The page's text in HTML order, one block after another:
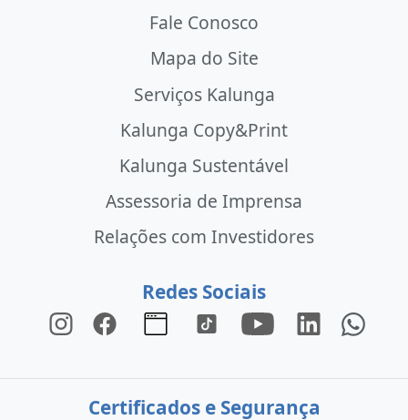
Fale Conosco
Mapa do Site
Serviços Kalunga
Kalunga Copy&Print
Kalunga Sustentável
Assessoria de Imprensa
Relações com Investidores
Redes Sociais
Certificados e Segurança